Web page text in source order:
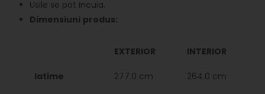
Usile se pot incuia.
Dimensiuni produs:
EXTERIOR INTERIOR
latime 277.0 cm 264.0 cm